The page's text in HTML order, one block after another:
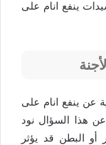
ينفع انام على
عن ينفع انام على
عن هذا السؤال نود
أو البطن قد يؤثر